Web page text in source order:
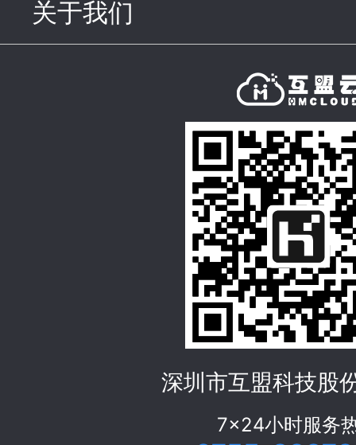
关于我们
深圳市互盟科技股
7x24小时服务